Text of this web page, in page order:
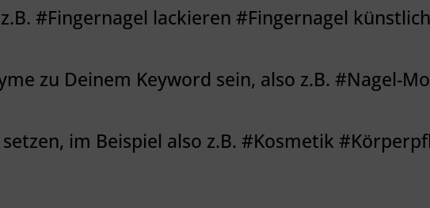
#Fingernagel lackieren #Fingernagel künstlich
zu Deinem Keyword sein, also z.B. #Nagel-
im Beispiel also z.B. #Kosmetik